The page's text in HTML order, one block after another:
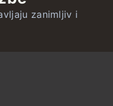
zanimljiv i